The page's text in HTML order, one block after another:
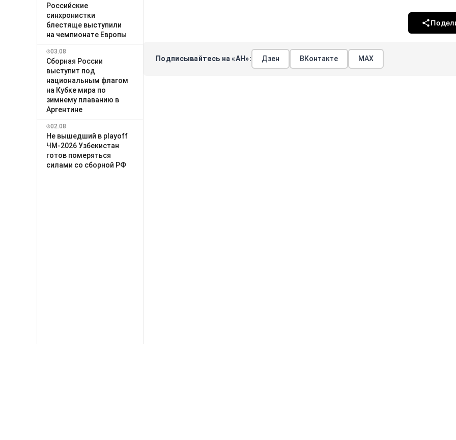
Российские
синхронистки
блестяще выступили
на чемпионате Европы
03.08
Сборная России
выступит под
национальным флагом
на Кубке мира по
зимнему плаванию в
Аргентине
02.08
Не вышедший в playoff
ЧМ-2026 Узбекистан
готов померяться
силами со сборной РФ
Подписывайтесь на «АН»: Дзен ВКонтакте МАХ